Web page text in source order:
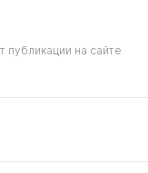
на сайте